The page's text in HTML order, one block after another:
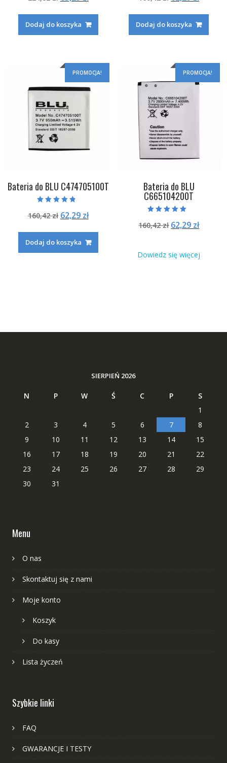
na 5
wynosiła:
224,82 zł.85,29 zł.
Dodaj do koszyka
na 5
wynosiła:
160,42 zł.62,29
Dodaj do koszyka
PROMOCJA!
Bateria do BLU C474705100T
4.50
na 5
160,42zł Pierwotna
wynosiła:
160,42 zł.
62,29 złAktualna
62,29 zł.
Dodaj do koszyka
PROMOCJA!
Bateria do BLU
C665104200T
5.00
na 5
160,42zł Pierwotna
160,42 zł.
62,29 zł
62,29
Dowiedz się więcej
SIERPIEŃ 2026
N P W Ś C P
S
1
2
3 4 5 6 7
8
9
10 11 12 13 14
15
16
17 18 19 20 21
22
23
24 25 26 27 28
29
30
31
Menu
O nas
Skontaktuj się z nami
Moje konto
Koszyk
Do kasy
Lista życzeń
Szybkie linki
FAQ
GWARANCJE I TESTY